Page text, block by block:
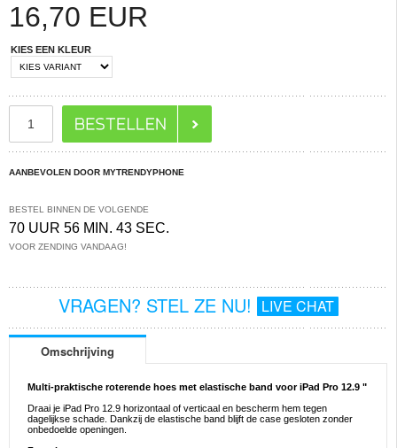
16,70 EUR
KIES EEN KLEUR
AANBEVOLEN DOOR MYTRENDYPHONE
BESTEL BINNEN DE VOLGENDE
70 UUR 56 MIN. 43 SEC.
VOOR ZENDING VANDAAG!
VRAGEN? STEL ZE NU! LIVE CHAT
Omschrijving
Multi-praktische roterende hoes met elastische band voor iPad Pro 12.9 "
Draai je iPad Pro 12.9 horizontaal of verticaal en bescherm hem tegen
dagelijkse schade. Dankzij de elastische band blijft de case gesloten zonder
onbedoelde openingen.